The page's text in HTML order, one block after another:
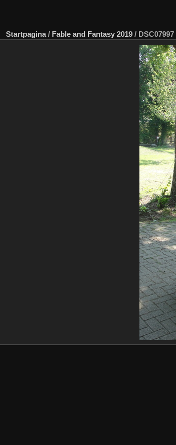
Startpagina/ Fable and Fantasy 2019 / DSC07997